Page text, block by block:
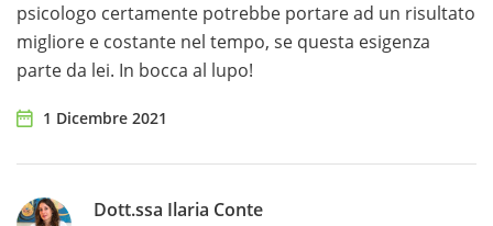
psicologo certamente potrebbe portare ad un risultato
migliore e costante nel tempo, se questa esigenza
parte da lei. In bocca al lupo!
1 Dicembre 2021
Dott.ssa Ilaria Conte